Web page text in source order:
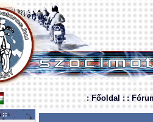
: Főoldal : :
::